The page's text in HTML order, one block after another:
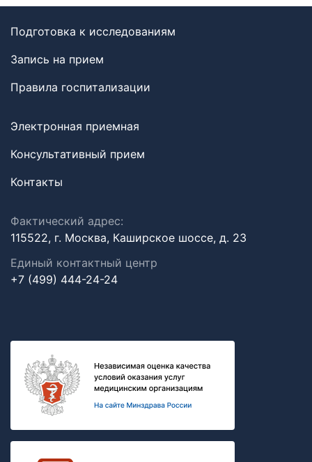
Подготовка к исследованиям
Запись на прием
Правила госпитализации
Электронная приемная
Консультативный прием
Контакты
Фактический адрес:
115522, г. Москва, Каширское шоссе, д. 23
Единый контактный центр
+7 (499) 444-24-24